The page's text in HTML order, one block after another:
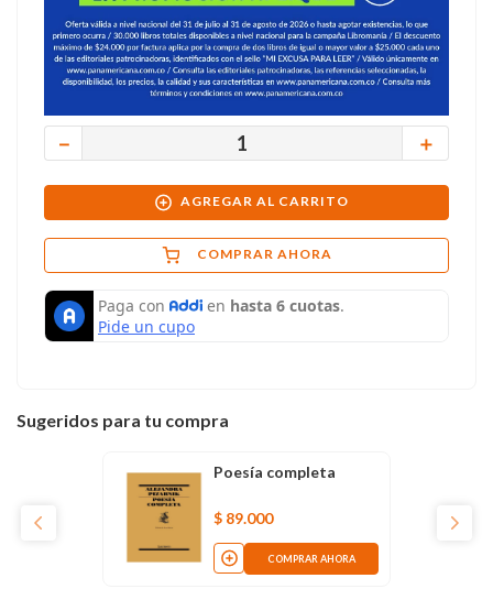
＋
－
AGREGAR AL CARRITO
COMPRAR AHORA
Sugeridos para tu compra
Poesía completa
$ 89.000
COMPRAR AHORA